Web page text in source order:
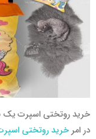
خرید روتختی اسپرت یک
در امرخرید روتختی